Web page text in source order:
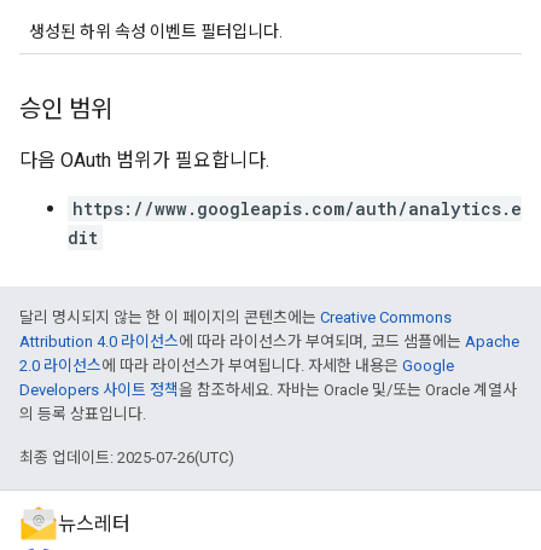
생성된 하위 속성 이벤트 필터입니다.
승인 범위
다음 OAuth 범위가 필요합니다.
https://www.googleapis.com/auth/analytics.e
dit
달리 명시되지 않는 한 이 페이지의 콘텐츠에는 Creative Commons
Attribution 4.0 라이선스에 따라 라이선스가 부여되며, 코드 샘플에는 Apache
2.0 라이선스에 따라 라이선스가 부여됩니다. 자세한 내용은 Google
Developers 사이트 정책을 참조하세요. 자바는 Oracle 및/또는 Oracle 계열사
의 등록 상표입니다.
최종 업데이트: 2025-07-26(UTC)
뉴스레터